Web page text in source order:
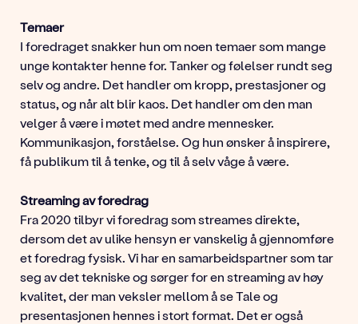
Temaer
I foredraget snakker hun om noen temaer som mange
unge kontakter henne for. Tanker og følelser rundt seg
selv og andre. Det handler om kropp, prestasjoner og
status, og når alt blir kaos. Det handler om den man
velger å være i møtet med andre mennesker.
Kommunikasjon, forståelse. Og hun ønsker å inspirere,
få publikum til å tenke, og til å selv våge å være.
Streaming av foredrag
Fra 2020 tilbyr vi foredrag som streames direkte,
dersom det av ulike hensyn er vanskelig å gjennomføre
et foredrag fysisk. Vi har en samarbeidspartner som tar
seg av det tekniske og sørger for en streaming av høy
kvalitet, der man veksler mellom å se Tale og
presentasjonen hennes i stort format. Det er også